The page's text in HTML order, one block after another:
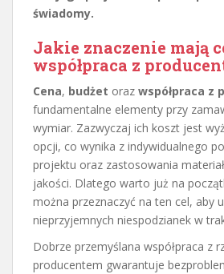
świadomy.
Jakie znaczenie mają
współpraca z
Cena, budżet oraz współpraca z
fundamentalne elementy przy
wymiar. Zazwyczaj ich koszt jest
opcji, co wynika z indywidualnego
projektu oraz zastosowania
jakości. Dlatego warto już na
można przeznaczyć na ten cel, aby
nieprzyjemnych niespodzianek w
Dobrze przemyślana współpraca z
producentem gwarantuje